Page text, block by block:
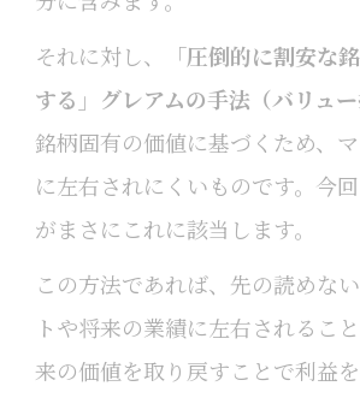
それに対し、
「圧倒的に割安な
する」グレアムの手法（バリュー
銘柄固有の価値に基づくため、
に左右されにくいものです。今
がまさにこれに該当します。
この方法であれば、先の読めな
トや将来の業績に左右されるこ
来の価値を取り戻すことで利益